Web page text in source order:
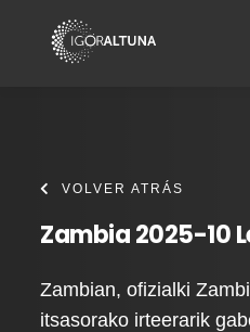
VOLVER ATRÁS
Zambia 2025-10
Zambian, ofizialki
itsasorako irteerarik